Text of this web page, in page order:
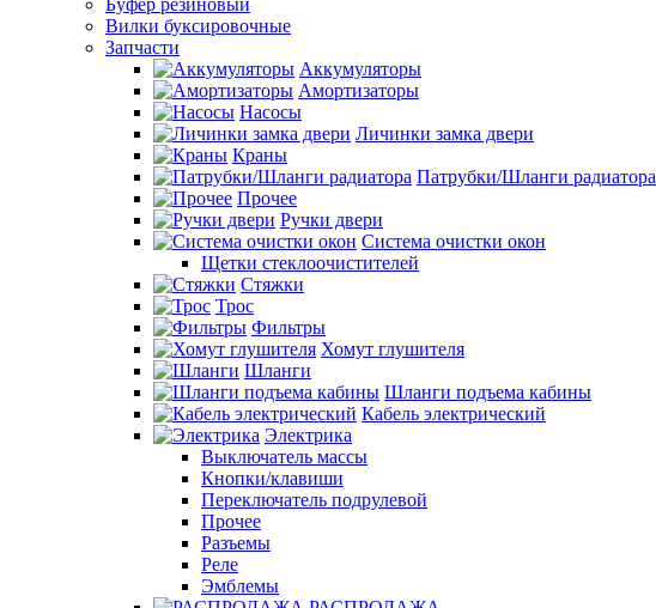
Буфер резиновый
Вилки буксировочные
Запчасти
Аккумуляторы
Амортизаторы
Насосы
Личинки замка двери
Краны
Патрубки/Шланги радиатора
Прочее
Ручки двери
Система очистки окон
Щетки стеклоочистителей
Стяжки
Трос
Фильтры
Хомут глушителя
Шланги
Шланги подъема кабины
Кабель электрический
Электрика
Выключатель массы
Кнопки/клавиши
Переключатель подрулевой
Прочее
Разъемы
Реле
Эмблемы